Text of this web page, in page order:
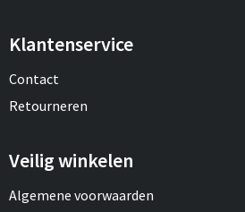
Klantenservice
Contact
Retourneren
Veilig winkelen
Algemene voorwaarden